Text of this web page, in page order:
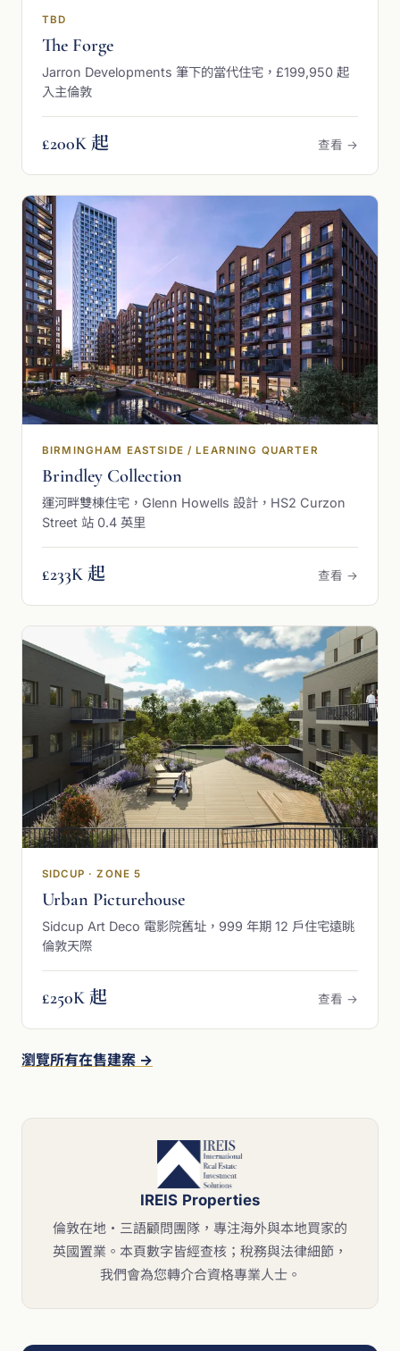
TBD
The Forge
Jarron Developments 筆下的當代住宅，£199,950 起
入主倫敦
£200K 起 查看 →
BIRMINGHAM EASTSIDE / LEARNING QUARTER
Brindley Collection
運河畔雙棟住宅，Glenn Howells 設計，HS2 Curzon
Street 站 0.4 英里
£233K 起 查看 →
SIDCUP · ZONE 5
Urban Picturehouse
Sidcup Art Deco 電影院舊址，999 年期 12 戶住宅遠眺
倫敦天際
£250K 起 查看 →
瀏覽所有在售建案 →
IREIS Properties
倫敦在地・三語顧問團隊，專注海外與本地買家的
英國置業。本頁數字皆經查核；稅務與法律細節，
我們會為您轉介合資格專業人士。